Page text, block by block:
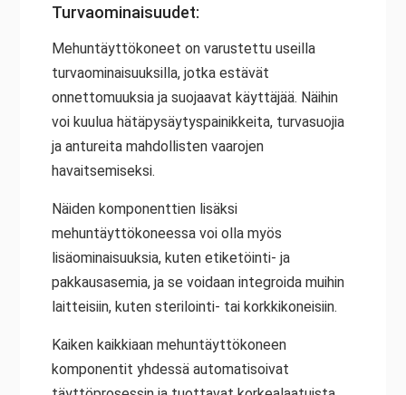
Turvaominaisuudet:
Mehuntäyttökoneet on varustettu useilla
turvaominaisuuksilla, jotka estävät
onnettomuuksia ja suojaavat käyttäjää. Näihin
voi kuulua hätäpysäytyspainikkeita, turvasuojia
ja antureita mahdollisten vaarojen
havaitsemiseksi.
Näiden komponenttien lisäksi
mehuntäyttökoneessa voi olla myös
lisäominaisuuksia, kuten etiketöinti- ja
pakkausasemia, ja se voidaan integroida muihin
laitteisiin, kuten sterilointi- tai korkkikoneisiin.
Kaiken kaikkiaan mehuntäyttökoneen
komponentit yhdessä automatisoivat